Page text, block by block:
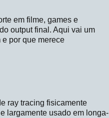
em filme, games e
output final. Aqui vai um
por que merece
ray tracing fisicamente
largamente usado em longa-